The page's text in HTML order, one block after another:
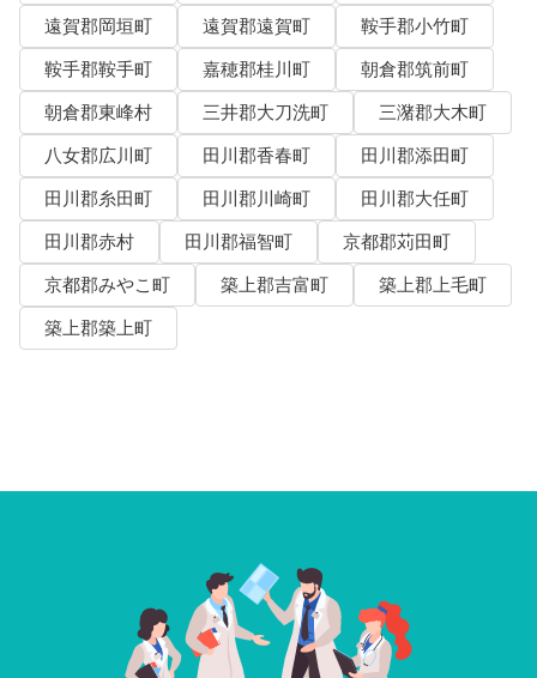
遠賀郡岡垣町
遠賀郡遠賀町
鞍手郡小竹町
鞍手郡鞍手町
嘉穂郡桂川町
朝倉郡筑前町
朝倉郡東峰村
三井郡大刀洗町
三潴郡大木町
八女郡広川町
田川郡香春町
田川郡添田町
田川郡糸田町
田川郡川崎町
田川郡大任町
田川郡赤村
田川郡福智町
京都郡苅田町
京都郡みやこ町
築上郡吉富町
築上郡上毛町
築上郡築上町